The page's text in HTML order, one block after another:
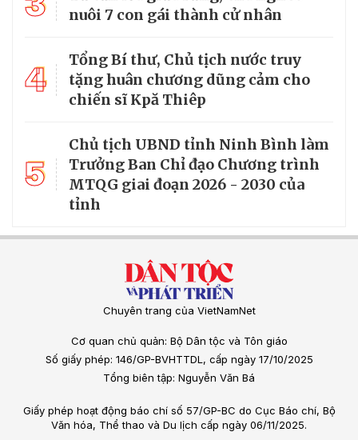
nuôi 7 con gái thành cử nhân
4
Tổng Bí thư, Chủ tịch nước truy
tặng huân chương dũng cảm cho
chiến sĩ Kpă Thiêp
5
Chủ tịch UBND tỉnh Ninh Bình làm
Trưởng Ban Chỉ đạo Chương trình
MTQG giai đoạn 2026 - 2030 của
tỉnh
Chuyên trang của VietNamNet
Cơ quan chủ quản: Bộ Dân tộc và Tôn giáo
Số giấy phép: 146/GP-BVHTTDL, cấp ngày 17/10/2025
Tổng biên tập: Nguyễn Văn Bá
Giấy phép hoạt động báo chí số 57/GP-BC do Cục Báo chí, Bộ
Văn hóa, Thể thao và Du lịch cấp ngày 06/11/2025.